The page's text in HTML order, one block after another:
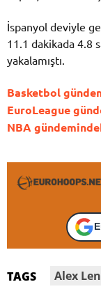
İspanyol deviyle
11.1 dakikada 4.8
yakalamıştı.
Basketbol
EuroLeague
NBA
TAGS Alex Len